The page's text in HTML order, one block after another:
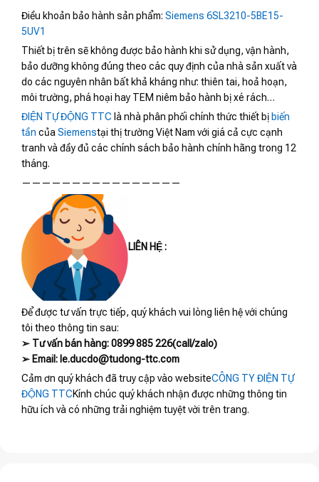
Điều khoản bảo hành sản phẩm: Siemens 6SL3210-5BE15-
5UV1
Thiết bị trên sẽ không được bảo hành khi sử dụng, vận hành,
bảo dưỡng không đúng theo các quy định của nhà sản xuất và
do các nguyên nhân bất khả kháng như: thiên tai, hoả hoạn,
môi trường, phá hoại hay TEM niêm bảo hành bị xé rách…
ĐIỆN TỰ ĐỘNG TTC là nhà phân phối chính thức thiết bị biến
tần củaSiemenstại thị trường Việt Nam với giá cả cực cạnh
tranh và đầy đủ các chính sách bảo hành chính hãng trong 12
tháng.
————————————————
LIÊN HỆ :
Để được tư vấn trực tiếp, quý khách vui lòng liên hệ với chúng
tôi theo thông tin sau:
➢ Tư vấn bán hàng: 0899 885 226(call/zalo)
➢ Email: le.ducdo@tudong-ttc.com
Cảm ơn quý khách đã truy cập vào websiteCÔNG TY ĐIỆN TỰ
ĐỘNG TTCKính chúc quý khách nhận được những thông tin
hữu ích và có những trải nghiệm tuyệt vời trên trang.